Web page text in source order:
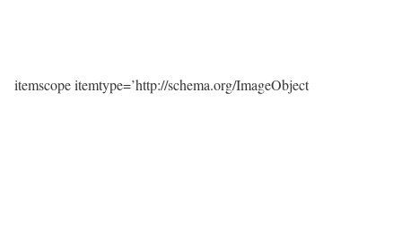
itemscope itemtype=’http://schema.org/ImageObject